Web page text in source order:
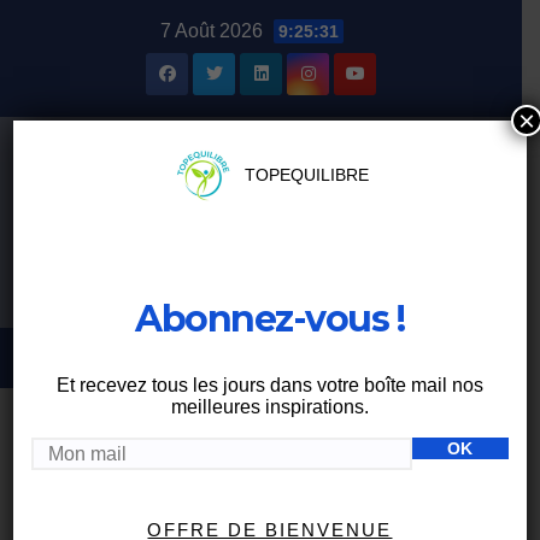
7 Août 2026 9:25:32
TOPEQUILIBRE
Abonnez-vous !
Et recevez tous les jours dans votre boîte mail nos
meilleures inspirations.
OFFRE DE BIENVENUE
×